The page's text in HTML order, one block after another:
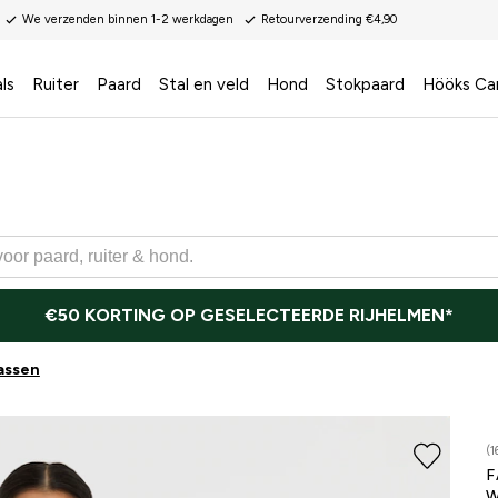
We verzenden binnen 1-2 werkdagen Retourverzending €4,90
Ruiter Paard Stal en veld Hond Stokpaard Hööks
€50 KORTING OP GESELECTEERDE RIJHELMEN*